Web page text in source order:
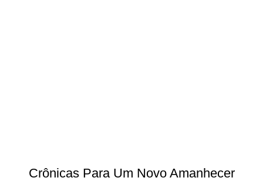
Crônicas Para Um Novo Amanhecer